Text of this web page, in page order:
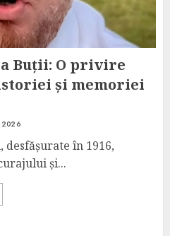
Buții: O privire
și memoriei
2026
în 1916,
și...